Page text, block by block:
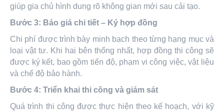
giúp gia chủ hình dung rõ không gian mới sau cải tạo.
Bước 3: Báo giá chi tiết – Ký hợp đồng
Chi phí được trình bày minh bạch theo từng hạng mục và
loại vật tư. Khi hai bên thống nhất, hợp đồng thi công sẽ
được ký kết, bao gồm tiến độ, phạm vi công việc, vật liệu
và chế độ bảo hành.
Bước 4: Triển khai thi công và giám sát
Quá trình thi công được thực hiện theo kế hoạch, với kỹ